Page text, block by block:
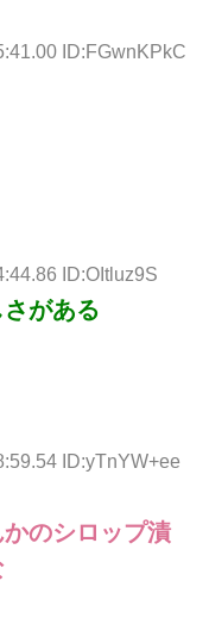
ID:FGwnKPkC
ID:OItluz9S
がある
ID:yTnYW+ee
のシロップ漬